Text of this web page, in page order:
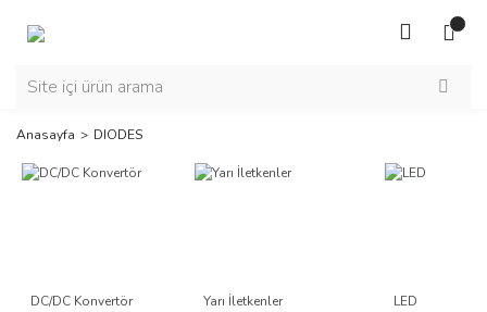
Anasayfa DIODES
DC/DC Konvertör Yarı İletkenler LED